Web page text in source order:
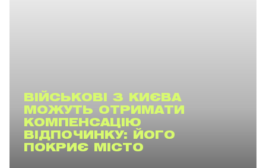
ВІЙСЬКОВІ З КИЄВА
МОЖУТЬ ОТРИМАТИ
КОМПЕНСАЦІЮ
ВІДПОЧИНКУ: ЙОГО
ПОКРИЄ МІСТО